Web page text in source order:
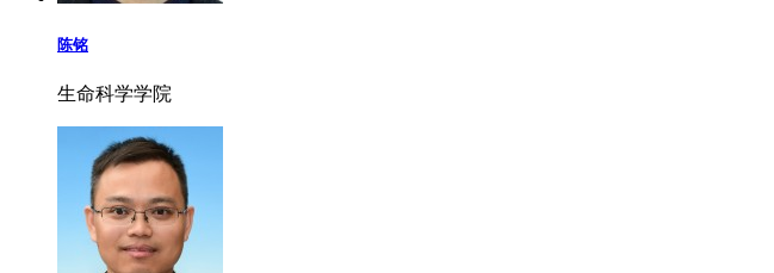
陈铭
生命科学学院